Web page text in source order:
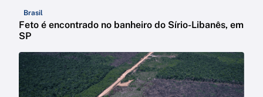
Brasil
Feto é encontrado no banheiro do Sírio-Libanês, em
SP